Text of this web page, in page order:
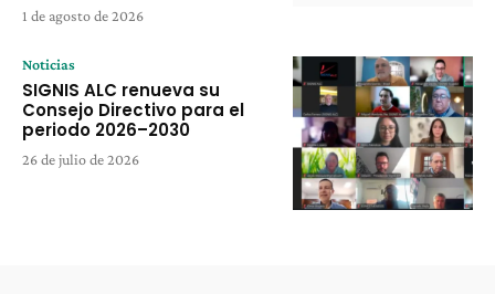
1 de agosto de 2026
Noticias
SIGNIS ALC renueva su
Consejo Directivo para el
periodo 2026–2030
26 de julio de 2026